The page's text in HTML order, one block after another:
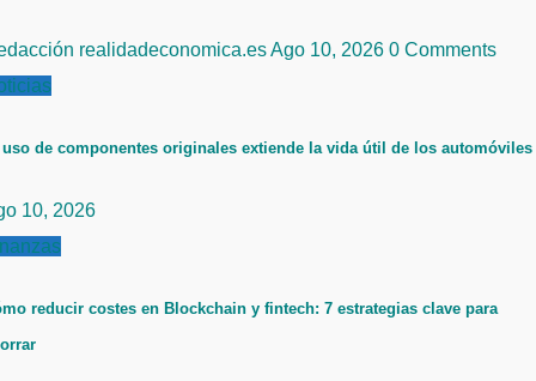
realidadeconomica.esAgo 10, 2026 0 Comments
de componentes originales extiende la vida útil de los automóviles
10, 2026
reducir costes en Blockchain y fintech: 7 estrategias clave para